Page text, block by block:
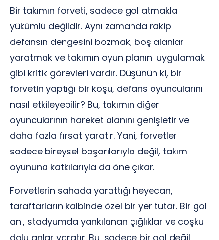
Bir takımın forveti, sadece gol atmakla
yükümlü değildir. Aynı zamanda rakip
defansın dengesini bozmak, boş alanlar
yaratmak ve takımın oyun planını uygulamak
gibi kritik görevleri vardır. Düşünün ki, bir
forvetin yaptığı bir koşu, defans oyuncularını
nasıl etkileyebilir? Bu, takımın diğer
oyuncularının hareket alanını genişletir ve
daha fazla fırsat yaratır. Yani, forvetler
sadece bireysel başarılarıyla değil, takım
oyununa katkılarıyla da öne çıkar.
Forvetlerin sahada yarattığı heyecan,
taraftarların kalbinde özel bir yer tutar. Bir gol
anı, stadyumda yankılanan çığlıklar ve coşku
dolu anlar yaratır. Bu, sadece bir gol değil,